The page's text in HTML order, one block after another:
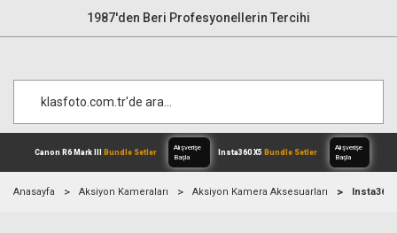
1987'den Beri Profesyonellerin Tercihi
Anasayfa Aksiyon Kameraları Aksiyon Kamera Aksesuarları Insta360